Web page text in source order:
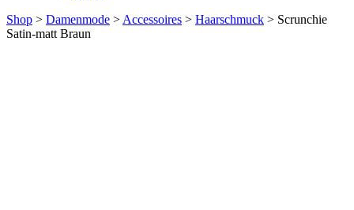
Shop > Damenmode > Accessoires > Haarschmuck > Scrunchie
Satin-matt Braun